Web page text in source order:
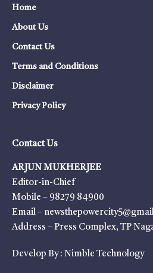
Home
About Us
Contact Us
Terms and Conditions
Disclaimer
Privacy Policy
Contact Us
ARJUN MUKHERJEE
Editor-in-Chief
Mobile – 98279 84900
Email –
Address – Press Complex, TP
Develop By : Nimble Technology